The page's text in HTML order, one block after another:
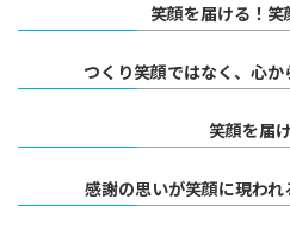
笑顔を届ける！ 笑
つくり笑顔ではなく、 心か
笑顔を届け
感謝の思いが笑顔に現われ